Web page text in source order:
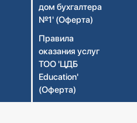
дом бухгалтера
№1' (Оферта)
Правила
оказания услуг
ТОО 'ЦДБ
Education'
(Оферта)